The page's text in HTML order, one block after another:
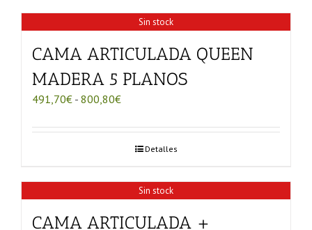
Sin stock
CAMA ARTICULADA QUEEN
MADERA 5 PLANOS
491,70€ - 800,80€Rango
precios:
desde
491,70€
800,80€
Detalles
Sin stock
CAMA ARTICULADA +